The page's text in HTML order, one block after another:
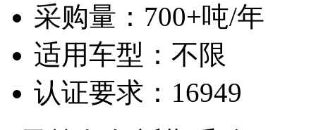
采购量： 700+吨/年
适用车型： 不限
认证要求： 16949